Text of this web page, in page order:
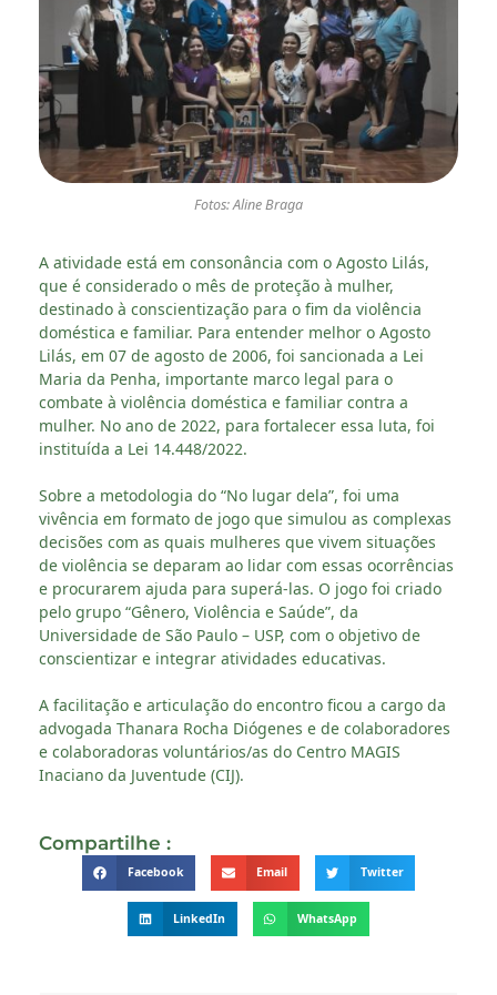
Fotos: Aline Braga
A atividade está em consonância com o Agosto Lilás,
que é considerado o mês de proteção à mulher,
destinado à conscientização para o fim da violência
doméstica e familiar. Para entender melhor o Agosto
Lilás, em 07 de agosto de 2006, foi sancionada a Lei
Maria da Penha, importante marco legal para o
combate à violência doméstica e familiar contra a
mulher. No ano de 2022, para fortalecer essa luta, foi
instituída a Lei 14.448/2022.
Sobre a metodologia do “No lugar dela”, foi uma
vivência em formato de jogo que simulou as complexas
decisões com as quais mulheres que vivem situações
de violência se deparam ao lidar com essas ocorrências
e procurarem ajuda para superá-las. O jogo foi criado
pelo grupo “Gênero, Violência e Saúde”, da
Universidade de São Paulo – USP, com o objetivo de
conscientizar e integrar atividades educativas.
A facilitação e articulação do encontro ficou a cargo da
advogada Thanara Rocha Diógenes e de colaboradores
e colaboradoras voluntários/as do Centro MAGIS
Inaciano da Juventude (CIJ).
Compartilhe :
Facebook Email Twitter
LinkedIn WhatsApp